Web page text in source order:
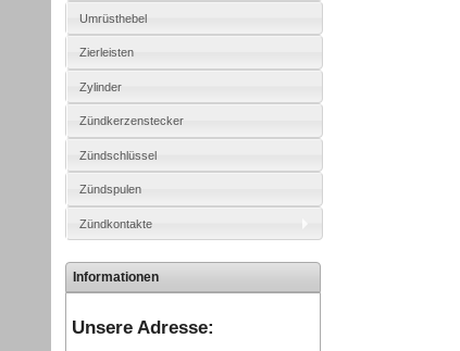
Umrüsthebel
Zierleisten
Zylinder
Zündkerzenstecker
Zündschlüssel
Zündspulen
Zündkontakte
Informationen
Unsere Adresse: